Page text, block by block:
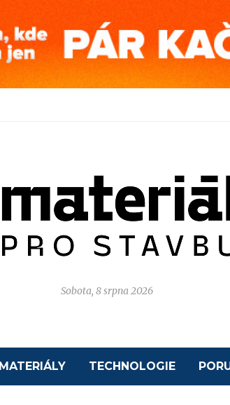
Sobota, 8 srpna 2026
MATERIÁLY TECHNOLOGIE